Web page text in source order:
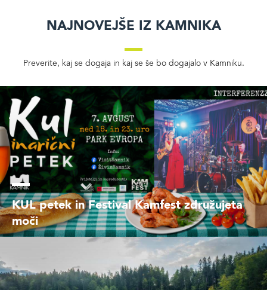
Najnovejše iz Kamnika
Preverite, kaj se dogaja in kaj se še bo dogajalo v Kamniku.
KUL petek in Festival Kamfest združujeta
moči